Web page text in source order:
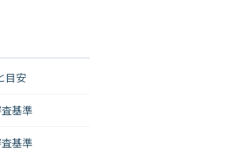
目安
基準
基準